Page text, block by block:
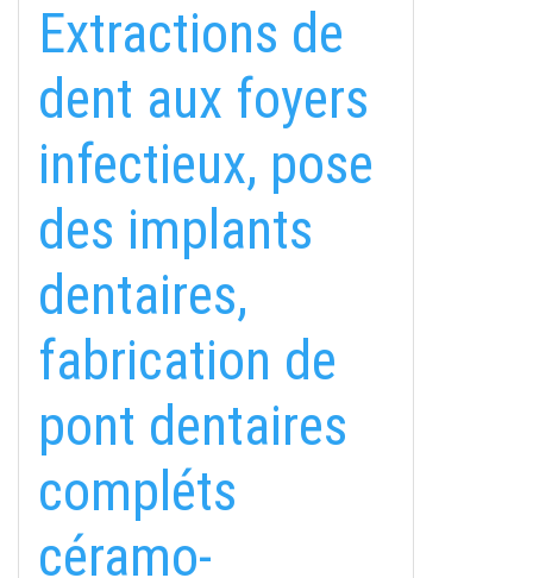
Extractions de
dent aux foyers
infectieux, pose
des implants
dentaires,
fabrication de
pont dentaires
compléts
céramo-